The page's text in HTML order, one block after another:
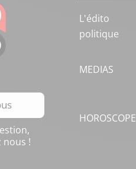
nous !
L'édito
politique
MEDIAS
HOROSCOPE